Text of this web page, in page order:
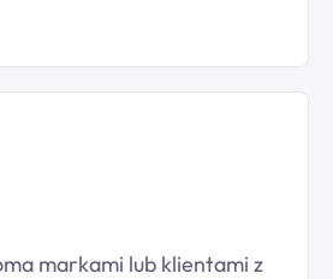
markami lub klientami z